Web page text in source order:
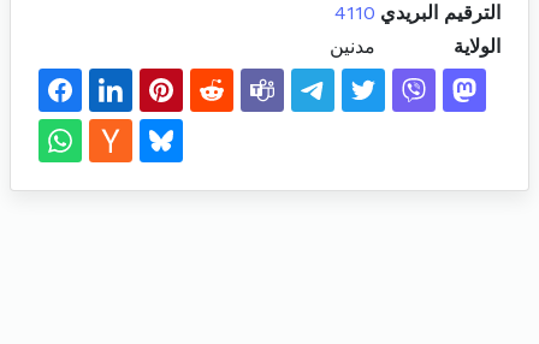
الترقيم البريدي 4110
الولاية
مدنين